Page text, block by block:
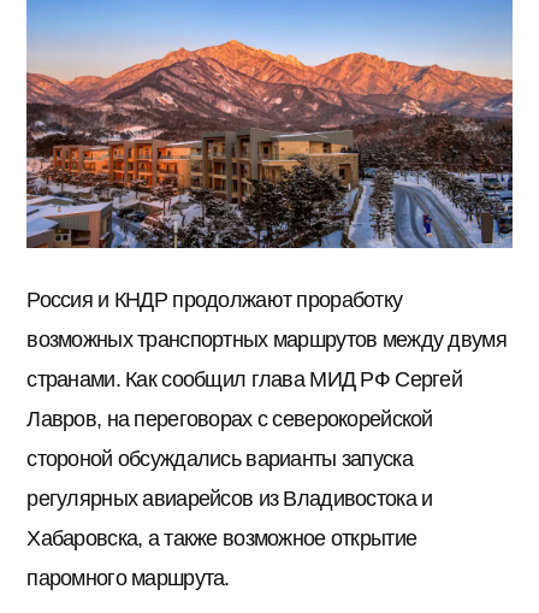
Россия и КНДР продолжают проработку
возможных транспортных маршрутов между двумя
странами. Как сообщил глава МИД РФ Сергей
Лавров, на переговорах с северокорейской
стороной обсуждались варианты запуска
регулярных авиарейсов из Владивостока и
Хабаровска, а также возможное открытие
паромного маршрута.